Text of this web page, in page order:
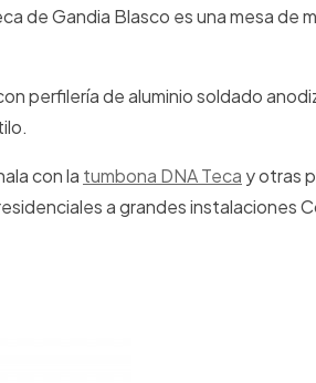
de Gandia Blasco es una mesa de
perfilería de aluminio soldado
con la tumbona DNA Teca y otras
a grandes instalaciones